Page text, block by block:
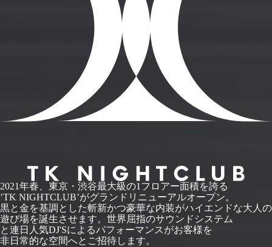
2021年春、東京・渋谷最大級の1フロアー面積を誇る
’TK NIGHTCLUB’がグランドリニューアルオープン。
黒と金を基調とした斬新かつ豪華な内装がハイエンドな大人の
遊び場を誕生させます。世界屈指のサウンドシステム
と連日人気DJ'Sによるパフォーマンスがお客様を
非日常的な空間へとご招待します。